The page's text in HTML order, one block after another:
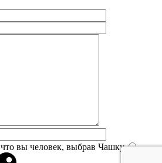
вы человек, выбрав Чашку.